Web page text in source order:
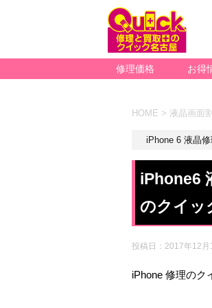
修理価格 お得
HOME > 液晶画面
iPhone 6 液晶修
iPhone6
のクイッ
投稿日：2017年12月
iPhone 修理のク